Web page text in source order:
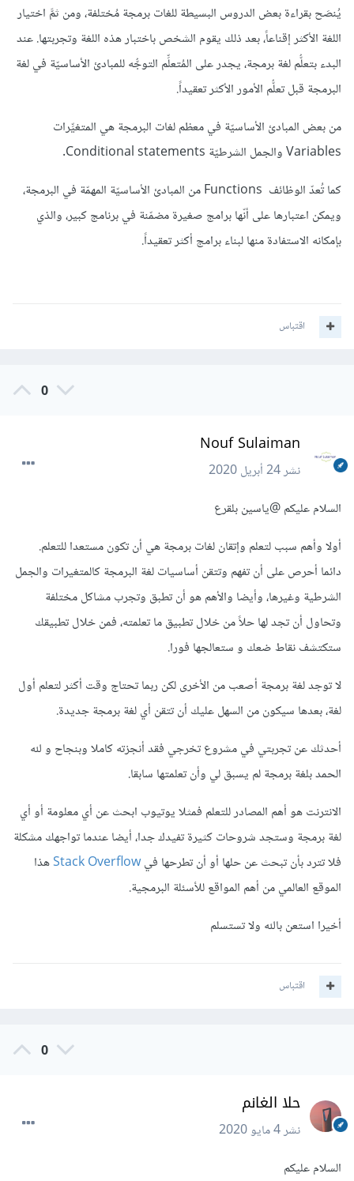
يُنصَح بقراءة بعض الدروس البسيطة للغات برمجة مُختلفة، ومن ثمَّ اختيار
اللغة الأكثر إقناعاً، بعد ذلك يقوم الشخص باختبار هذه اللغة وتجربتها. عند
البدء بتعلُّم لغة برمجة، يجدر على المُتعلِّم التوجُّه للمبادئ الأساسيّة في لغة
البرمجة قبل تعلُّم الأمور الأكثر تعقيداً.
من بعض المبادئ الأساسيّة في معظم لغات البرمجة هي المتغيِّرات
Variables والجمل الشرطيّة Conditional statements.
كما تُعدّ الوظائف Functions من المبادئ الأساسيّة المهمّة في البرمجة،
ويمكن اعتبارها على أنّها برامج صغيرة مضمّنة في برنامج كبير، والذي
بإمكانه الاستفادة منها لبناء برامج أكثر تعقيداً.
اقتباس
0
Nouf Sulaiman
نشر24 أبريل 2020
السلام عليكم @ياسين بلقرع
أولا وأهم سبب لتعلم وإتقان لغات برمجة هي أن تكون مستعدا للتعلم.
دائما أحرص على أن تفهم وتتقن أساسيات لغة البرمجة كالمتغيرات والجمل
الشرطية وغيرها، وأيضا والأهم هو أن تطبق وتجرب مشاكل مختلفة
وتحاول أن تجد لها حلاً من خلال تطبيق ما تعلمته، فمن خلال تطبيقك
ستكتشف نقاط ضعك و ستعالجها فورا.
لا توجد لغة برمجة أصعب من الأخرى لكن ربما تحتاج وقت أكثر لتعلم أول
لغة، بعدها سيكون من السهل عليك أن تتقن أي لغة برمجة جديدة.
أحدثك عن تجربتي في مشروع تخرجي فقد أنجزته كاملا وبنجاح و لله
الحمد بلغة برمجة لم يسبق لي وأن تعلمتها سابقا.
الانترنت هو أهم المصادر للتعلم فمثلا يوتيوب ابحث عن أي معلومة أو أي
لغة برمجة وستجد شروحات كثيرة تفيدك جدا، أيضا عندما تواجهك مشكلة
فلا تترد بأن تبحث عن حلها أو أن تطرحها فيStack Overflowهذا
الموقع العالمي من أهم المواقع للأسئلة البرمجية.
أخيرا استعن بالله ولا تستسلم
اقتباس
0
حلا الغانم
نشر4 مايو 2020
السلام عليكم